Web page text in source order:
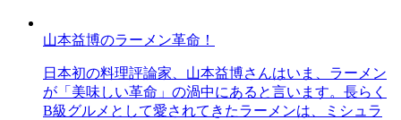
山本益博のラーメン革命！
日本初の料理評論家、山本益博さんはいま、ラーメン
が「美味しい革命」の渦中にあると言います。長らく
B級グルメとして愛されてきたラーメンは、ミシュラ